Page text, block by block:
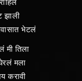
झाली
भेटलं
मी तिला
मला
करावी